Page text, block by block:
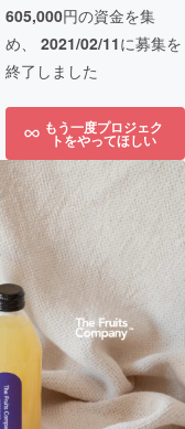
605,000円の資金を集
め、 2021/02/11に募集を
終了しました
もう一度プロジェク
トをやってほしい